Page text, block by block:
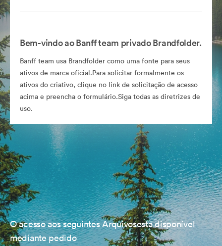
Bem-vindo ao Banff team privado Brandfolder.
Banff team usa Brandfolder como uma fonte para seus
ativos de marca oficial.Para solicitar formalmente os
ativos do criativo, clique no link de solicitação de acesso
acima e preencha o formulário.Siga todas as diretrizes de
uso.
O acesso aos seguintes Arquivosestá disponível
mediante pedido